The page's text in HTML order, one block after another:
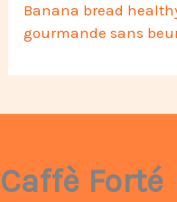
Banana bread
gourmande sans
Caffè Forté